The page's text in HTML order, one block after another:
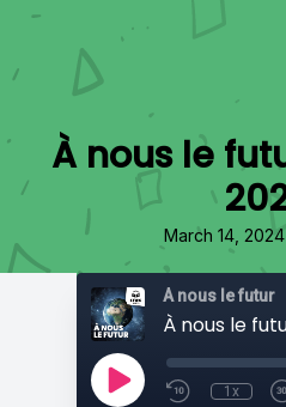
À nous le
March 14, 2024
À nous le futur
À nous le
1x